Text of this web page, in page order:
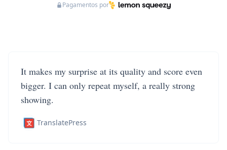
Pagamentos por
It makes my surprise at its quality and score even
bigger. I can only repeat myself, a really strong
showing.
TranslatePress